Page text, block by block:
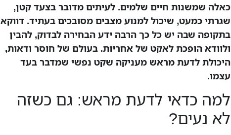
כאלה שמשנות חיים שלמים. לעיתים מדובר בצעד קטן,
שגרתי כמעט, שיכול למנוע מצבים מסובכים בעתיד. דווקא
בתקופה שבה יש כל כך הרבה ידע הבחירה לבדוק, להבין
ולוודא הופכת לאקט של אחריות. בעולם של חוסר ודאות,
היכולת לדעת מראש מעניקה שקט נפשי שמדבר בעד
עצמו.
למה כדאי לדעת מראש: גם כשזה
לא נעים?